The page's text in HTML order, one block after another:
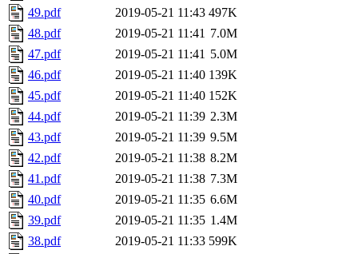
49.pdf
2019-05-21 11:43 497K
48.pdf
2019-05-21 11:41 7.0M
47.pdf
2019-05-21 11:41 5.0M
46.pdf
2019-05-21 11:40 139K
45.pdf
2019-05-21 11:40 152K
44.pdf
2019-05-21 11:39 2.3M
43.pdf
2019-05-21 11:39 9.5M
42.pdf
2019-05-21 11:38 8.2M
41.pdf
2019-05-21 11:38 7.3M
40.pdf
2019-05-21 11:35 6.6M
39.pdf
2019-05-21 11:35 1.4M
38.pdf
2019-05-21 11:33 599K